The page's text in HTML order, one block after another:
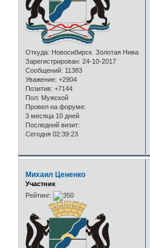
Откуда: Новосибирск. Золотая Нива
Зарегистрирован: 24-10-2017
Сообщений: 11383
Уважение: +2904
Позитив: +7144
Пол: Мужской
Провел на форуме:
3 месяца 10 дней
Последний визит:
Сегодня 02:39:23
Михаил Цененко
Участник
Рейтинг: